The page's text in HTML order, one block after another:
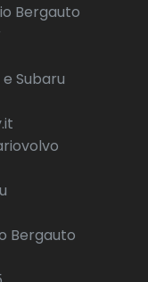
Bergauto
Subaru
Bergauto